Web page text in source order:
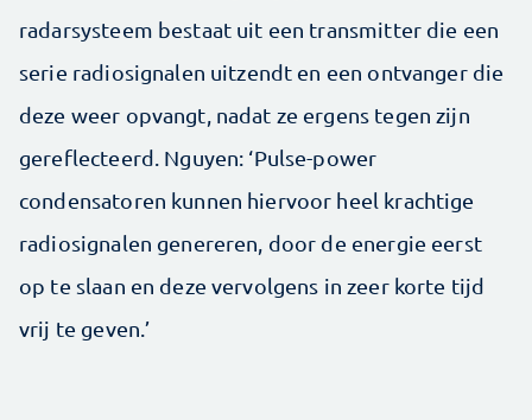
radarsysteem bestaat uit een transmitter die een
serie radiosignalen uitzendt en een ontvanger die
deze weer opvangt, nadat ze ergens tegen zijn
gereflecteerd. Nguyen: ‘Pulse-power
condensatoren kunnen hiervoor heel krachtige
radiosignalen genereren, door de energie eerst
op te slaan en deze vervolgens in zeer korte tijd
vrij te geven.’